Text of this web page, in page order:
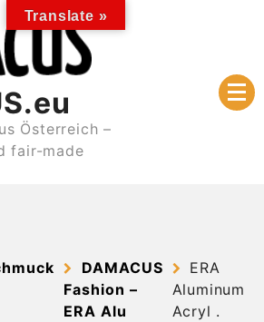
Österreich –
fair-made
DAMACUS
Fashion –
ERA Alu
ERA
Aluminum
Acryl .
Translate »